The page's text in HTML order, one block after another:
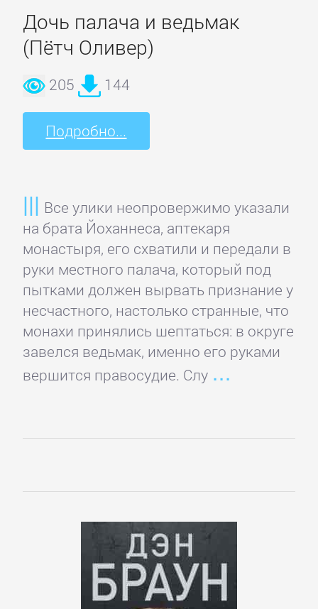
Дочь палача и ведьмак
(Пётч Оливер)
205 144
Подробно...
Все улики неопровержимо указали
на брата Йоханнеса, аптекаря
монастыря, его схватили и передали в
руки местного палача, который под
пытками должен вырвать признание у
несчастного, настолько странные, что
монахи принялись шептаться: в округе
завелся ведьмак, именно его руками
вершится правосудие. Слу
Детская
фантастика
Детские
детективы
Детские
Детские
стихи
Зарубежные
Книги
ДОМАШНИЙ